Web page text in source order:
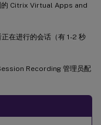
的 Citrix Virtual Apps and
在进行的会话（有 1-2 秒
Recording 管理员配